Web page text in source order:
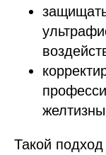
Такой